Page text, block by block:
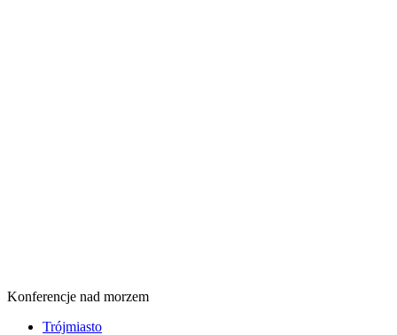
Konferencje nad morzem
Trójmiasto